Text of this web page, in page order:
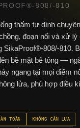
808/-810
thấm tự dính
đoạn nối và xử lý
SikaProof®-808/-810.
bề mặt bê tông —
ngang tại mọi điểm
lửa, phù hợp điều
TOÀN KHÔNG CẦN LỬA